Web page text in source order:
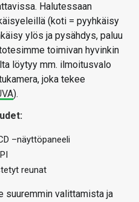
Halutessaan
(koti = pyyhkäisy
ylös ja pysähdys, paluu
toimivan hyvinkin
löytyy mm. ilmoitusvalo
joka tekee
).
–näyttöpaneeli
reunat
suuremmin valittamista ja